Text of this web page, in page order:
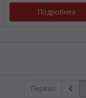
Подробнее
Первая